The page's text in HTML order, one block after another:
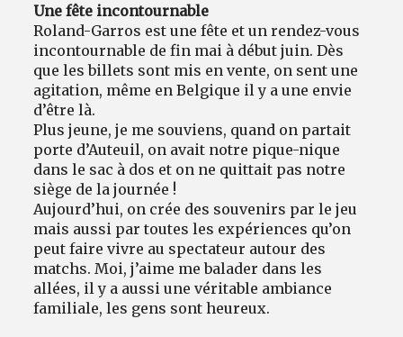
Une fête incontournable
Roland-Garros est une fête et un rendez-vous
incontournable de fin mai à début juin. Dès
que les billets sont mis en vente, on sent une
agitation, même en Belgique il y a une envie
d’être là.
Plus jeune, je me souviens, quand on partait
porte d’Auteuil, on avait notre pique-nique
dans le sac à dos et on ne quittait pas notre
siège de la journée !
Aujourd’hui, on crée des souvenirs par le jeu
mais aussi par toutes les expériences qu’on
peut faire vivre au spectateur autour des
matchs. Moi, j’aime me balader dans les
allées, il y a aussi une véritable ambiance
familiale, les gens sont heureux.